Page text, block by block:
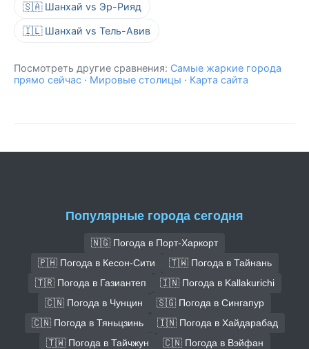
🇸🇦 Шанхай vs Эр-Рияд
🇮🇱 Шанхай vs Тель-Авив
Посмотреть другие сравнения: Самые жаркие города
прямо сейчас · Мировые столицы · Карта сайта
Популярные города сегодня
🇳🇬 Погода в Порт-Харкорт
🇵🇭 Погода в Кесон-Сити
🇹🇼 Погода в Тайнань
🇹🇷 Погода в Газиантеп
🇮🇳 Погода в Kallakurichi
🇨🇳 Погода в Чунцин
🇸🇬 Погода в Сингапур
🇨🇳 Погода в Тяньцзинь
🇮🇳 Погода в Хайдарабад
🇹🇼 Погода в Тайчжун
🇨🇳 Погода в Вэйфан